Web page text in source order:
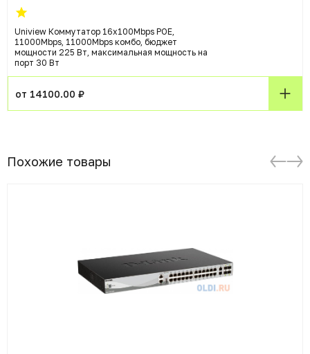
Uniview Коммутатор 16x100Mbps POE,
11000Mbps, 11000Mbps комбо, бюджет
мощности 225 Вт, максимальная мощность на
порт 30 Вт
от 14100.00 ₽
Похожие товары